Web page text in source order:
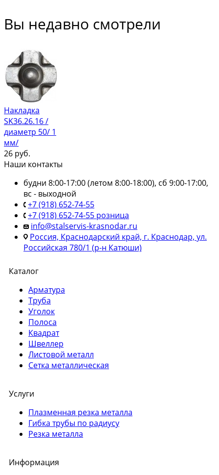
Вы недавно смотрели
Накладка
SK36.26.16 /
диаметр 50/ 1
мм/
26 руб.
Наши контакты
будни 8:00-17:00 (летом 8:00-18:00), сб 9:00-17:00,
вс - выходной
+7 (918) 652-74-55
+7 (918) 652-74-55 розница
info@stalservis-krasnodar.ru
Россия, Краснодарский край, г. Краснодар, ул.
Российская 780/1 (р-н Катюши)
Каталог
Арматура
Труба
Уголок
Полоса
Квадрат
Швеллер
Листовой металл
Сетка металлическая
Услуги
Плазменная резка металла
Гибка трубы по радиусу
Резка металла
Информация